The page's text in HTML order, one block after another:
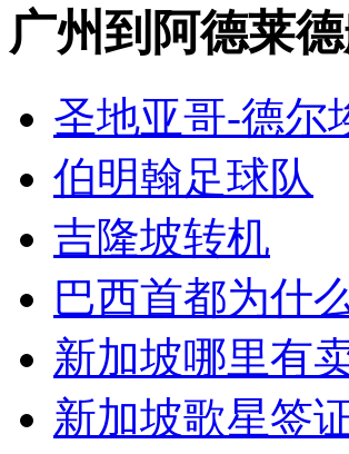
广州到阿德莱
圣地亚哥-德尔
伯明翰足球队
吉隆坡转机
巴西首都为什
新加坡哪里有
新加坡歌星签